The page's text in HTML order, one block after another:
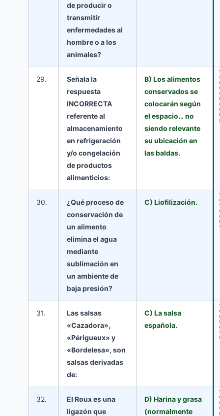
de producir o
transmitir
enfermedades al
hombre o a los
animales?
29.
Señala la
respuesta
INCORRECTA
referente al
almacenamiento
en refrigeración
y/o congelación
de productos
alimenticios:
B) Los alimentos
conservados se
colocarán según
el espacio… no
siendo relevante
su ubicación en
las baldas.
30.
¿Qué proceso de
conservación de
un alimento
elimina el agua
mediante
sublimación en
un ambiente de
baja presión?
C) Liofilización.
31.
Las salsas
«Cazadora»,
«Périgueux» y
«Bordelesa», son
salsas derivadas
de:
C) La salsa
española.
32.
El Roux es una
ligazón que
D) Harina y grasa
(normalmente